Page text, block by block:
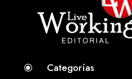
\ Categorías